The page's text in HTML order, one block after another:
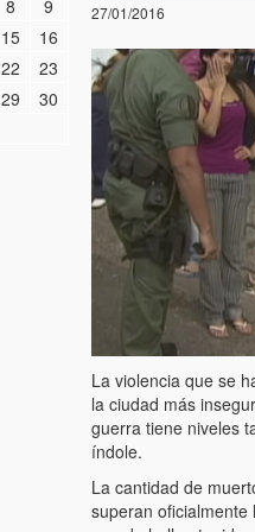
27/01/2016
La violencia que se
la ciudad más
guerra tiene niveles
índole.
La cantidad de
superan
8
9
15
16
22
23
29
30